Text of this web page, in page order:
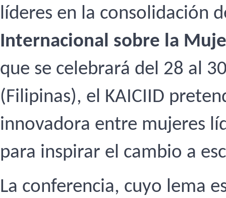
líderes en la consolidación
Internacional sobre la
que se celebrará del 28 al
(Filipinas), el KAICIID
innovadora entre mujeres
para inspirar el cambio a
La conferencia, cuyo lema